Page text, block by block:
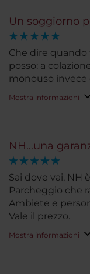
Un soggiorno
Che dire
posso: a
monouso
Mostra informazioni
NH...una
Sai dove vai, NH
Parcheggio che
Ambiete e
Vale il prezzo.
Mostra informazioni